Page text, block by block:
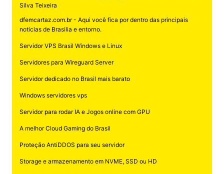
Silva Teixeira
dfemcartaz.com.br - Aqui você fica por dentro das principais
noticias de Brasilia e entorno.
Servidor VPS Brasil Windows e Linux
Servidores para Wireguard Server
Servidor dedicado no Brasil mais barato
Windows servidores vps
Servidor para rodar IA e Jogos online com GPU
A melhor Cloud Gaming do Brasil
Proteção AntiDDOS para seu servidor
Storage e armazenamento em NVME, SSD ou HD